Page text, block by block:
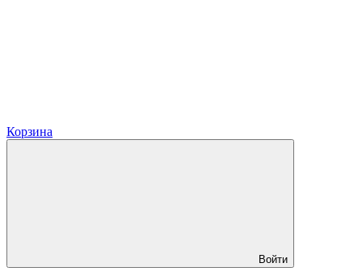
Корзина
Войти